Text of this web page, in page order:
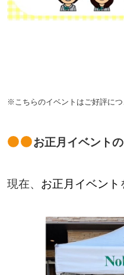
※こちらのイベントはご好評につ
お正月イベント
現在、 お正月イベント